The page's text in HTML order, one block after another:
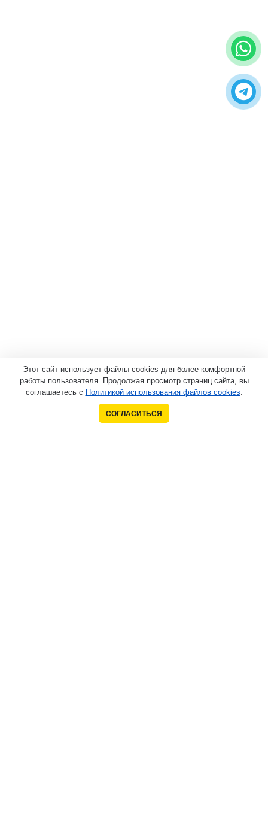
Этот сайт использует файлы cookies для более комфортной
работы пользователя. Продолжая просмотр страниц сайта, вы
соглашаетесь с Политикой использования файлов cookies.
СОГЛАСИТЬСЯ